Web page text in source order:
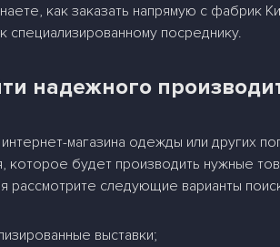
как заказать напрямую с фабрик
специализированному посреднику.
надежного
магазина одежды или других
которое будет производить нужные
рассмотрите следующие варианты
выставки;